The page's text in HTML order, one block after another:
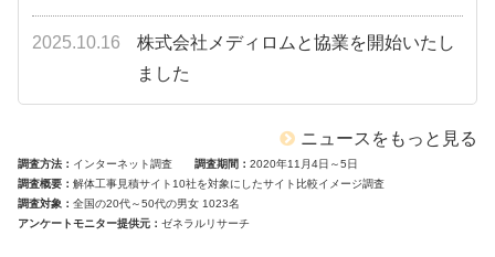
2025.10.16
株式会社メディロムと協業を開始いたし
ました
ニュースをもっと見る
調査方法 インターネット調査 調査期間
2020年11月4日～5日
調査概要
解体工事見積サイト10社を対象にしたサイト比較イメージ調査
調査対象
全国の20代～50代の男女 1023名
アンケートモニター提供元
ゼネラルリサーチ